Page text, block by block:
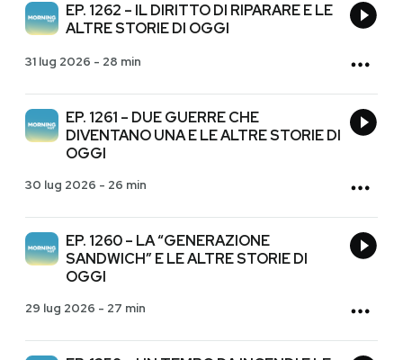
EP. 1262 – IL DIRITTO DI RIPARARE E LE
ALTRE STORIE DI OGGI
31 lug 2026 - 28 min
EP. 1261 – DUE GUERRE CHE
DIVENTANO UNA E LE ALTRE STORIE DI
OGGI
30 lug 2026 - 26 min
EP. 1260 – LA “GENERAZIONE
SANDWICH” E LE ALTRE STORIE DI
OGGI
29 lug 2026 - 27 min